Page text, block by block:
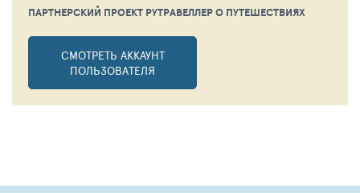
ПАРТНЕРСКИЙ ПРОЕКТ РУТРАВЕЛЛЕРО ПУТЕШЕСТВИЯХ
СМОТРЕТЬ АККАУНТ
ПОЛЬЗОВАТЕЛЯ